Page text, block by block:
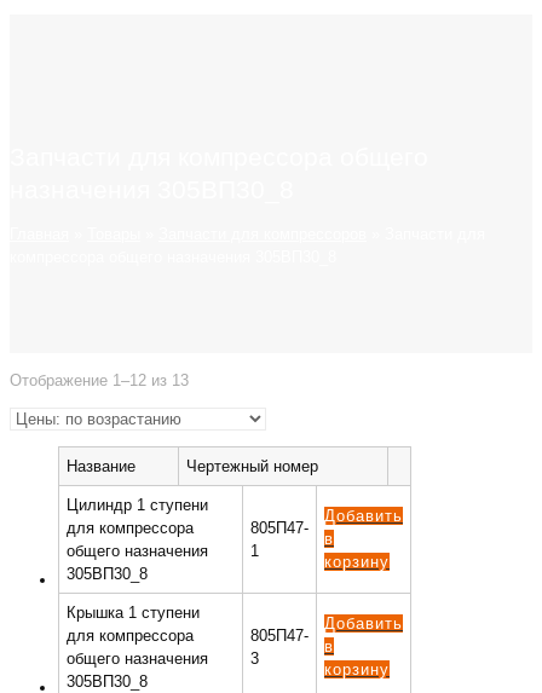
Отображение 1–12 из 13
Название Чертежный номер
Цилиндр 1 ступени
для компрессора
общего назначения
305ВП30_8
805П47-
1
Добавить
в
корзину
Крышка 1 ступени
для компрессора
общего назначения
305ВП30_8
805П47-
3
Добавить
в
корзину